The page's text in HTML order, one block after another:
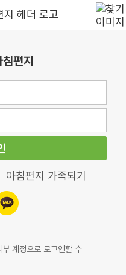
편지
아침편지 가족되기
계정으로 로그인할 수